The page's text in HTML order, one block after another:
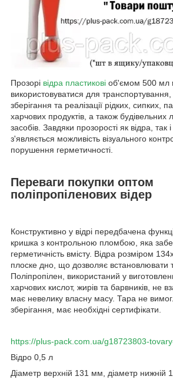
Прозорі відра пластикові об'ємом 500 мл
використовуватися для
зберігання та реалізації рідких, сипких,
харчових продуктів, а також
засобів. Завдяки прозорості як відра, так
з'являється можливість візуального
порушення герметичності.
Переваги покупки оптом
поліпропіленових відер
Конструктивно у відрі передбачена
кришка з контрольною пломбою, яка
герметичність вмісту. Відра розміром
плоске дно, що дозволяє встановлювати
Поліпропілен, використаний у
харчових кислот, жирів та барвників, не
має невелику власну масу. Тара не
зберігання, має необхідні сертифікати.
https://plus-pack.com.ua/g18723803-
Відро 0,5 л
Діаметр верхній 131 мм, діаметр